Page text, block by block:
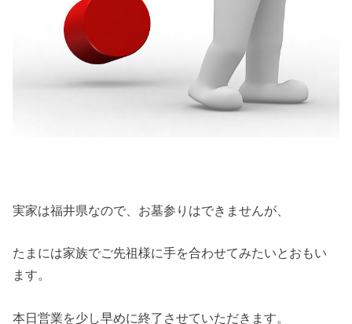
実家は福井県なので、お墓参りはできませんが、
たまには家族でご先祖様に手を合わせてみたいとおもい
ます。
本日営業を少し早めに終了させていただきます。